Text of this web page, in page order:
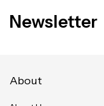
Newsletter
About